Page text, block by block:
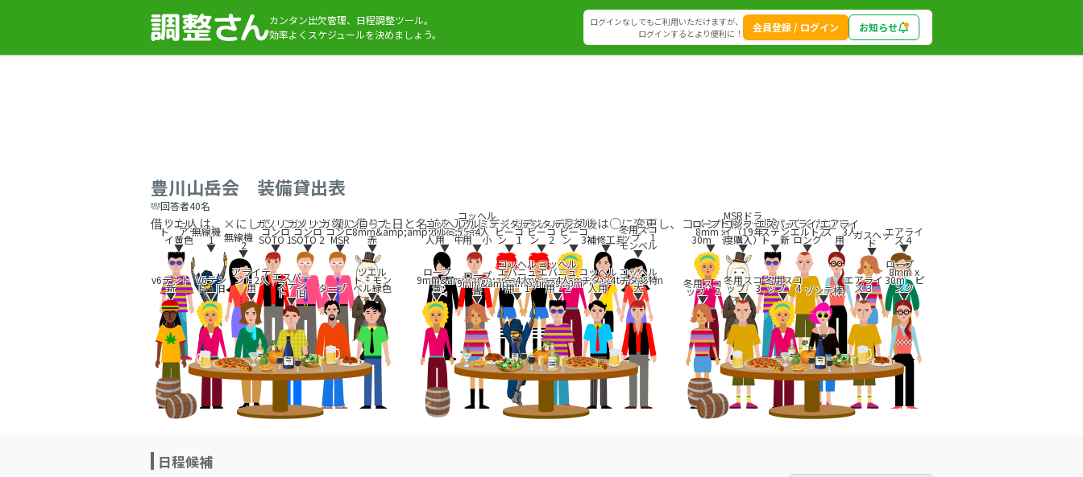
カンタン出欠管理、日程調整ツール。
効率よくスケジュールを決めましょう。
ログインなしでもご利用いただけますが、
ログインするとより便利に！
会員登録 / ログイン お知らせ
豊川山岳会 装備貸出表
回答者40名
借りた人は、×にして、コメント欄に借りた日と名前を入力してください。返却後は○に変更し、コメント欄を削除してください。
v6テント
新
▼
V6テン
ト 旧
▼
アライテ
ント2人
用
▼
エスパー
ステン
ト 旧
▼
タープ
▼
ツエル
ト モン
ベル緑色
▼
ツエル
ト アラ
イ黄色
▼
無線機
1
▼
無線機
2
▼
ガソリン
コンロ
SOTO 1
▼
ガソリン
コンロ
SOTO 2
▼
ガソリン
コンロ
MSR
▼
ロープ
8mm&amp;amp;times;25m
赤
▼
ロープ
9mm&amp;amp;amp;amp;amp;amp;amp;times;50m
黄
▼
ロープ
9mm&amp;amp;times;50m
青
▼
コッへル
エバニュ
ー4人
用 1
▼
コッへル
エバニュ
ー4人
用 2
▼
コッへル
チタン4
人用
▼
コッへル
チタン特
大
▼
コッへル
アルミ5
人用 中
▼
コッへル
アルミ3
～4人
用 小
▼
デジタル
ビーコ
ン 1
▼
デジタル
ビーコ
ン 2
▼
デジタル
ビーコ
ン 3
▼
補修工具
▼
冬用スコ
ップ 1
モンベル
▼
冬用スコ
ップ 2
▼
冬用スコ
ップ 3
▼
冬用スコ
ップ 4
▼ ゾンデ棒
▼
エアライ
ズ３
▼
ロープ
8mm x
30m ピ
ンク
▼
ロープ
8mm x
30m 青
▼
MSRドラ
ゴンフラ
イ（19年
度購入）
▼
エスパー
ステン
ト 新
▼
アライツ
エルト2
ロング
▼
エアライ
ズ 3人
用
▼
ガスヘッ
ド
▼
エアライ
ズ４
▼
日程候補